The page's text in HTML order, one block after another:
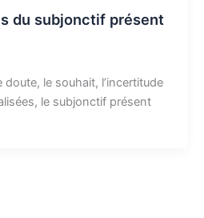
du subjonctif présent
le souhait, l’incertitude
le subjonctif présent